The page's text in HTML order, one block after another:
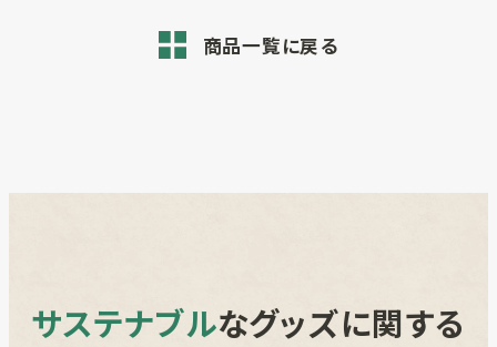
商品一覧に戻る
サステナブルなグッズに関する